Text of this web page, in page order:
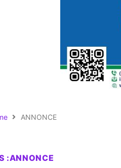
ANNONCE
:ANNONCE